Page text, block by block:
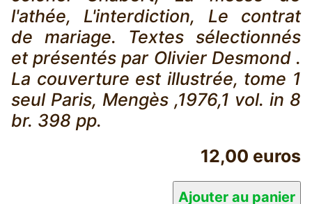
l'athée, L'interdiction, Le contrat
de mariage. Textes sélectionnés
et présentés par Olivier Desmond .
La couverture est illustrée, tome 1
seul Paris, Mengès ,1976,1 vol. in 8
br. 398 pp.
12,00 euros